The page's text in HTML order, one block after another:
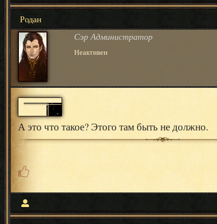
Родан
Сэр Администратор
Неактивен
А это что такое? Этого там быть не должно.